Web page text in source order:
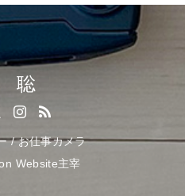
聡
/ お仕事カメラ
Website主宰